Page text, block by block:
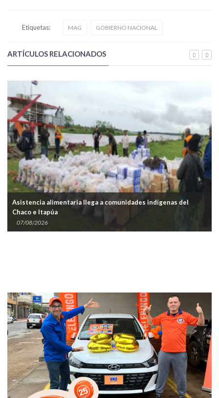
Etiquetas: MAG GOBIERNO NACIONAL
ARTÍCULOS RELACIONADOS
Asistencia alimentaria llega a comunidades indígenas del
Chaco e Itapúa
07/08/2026